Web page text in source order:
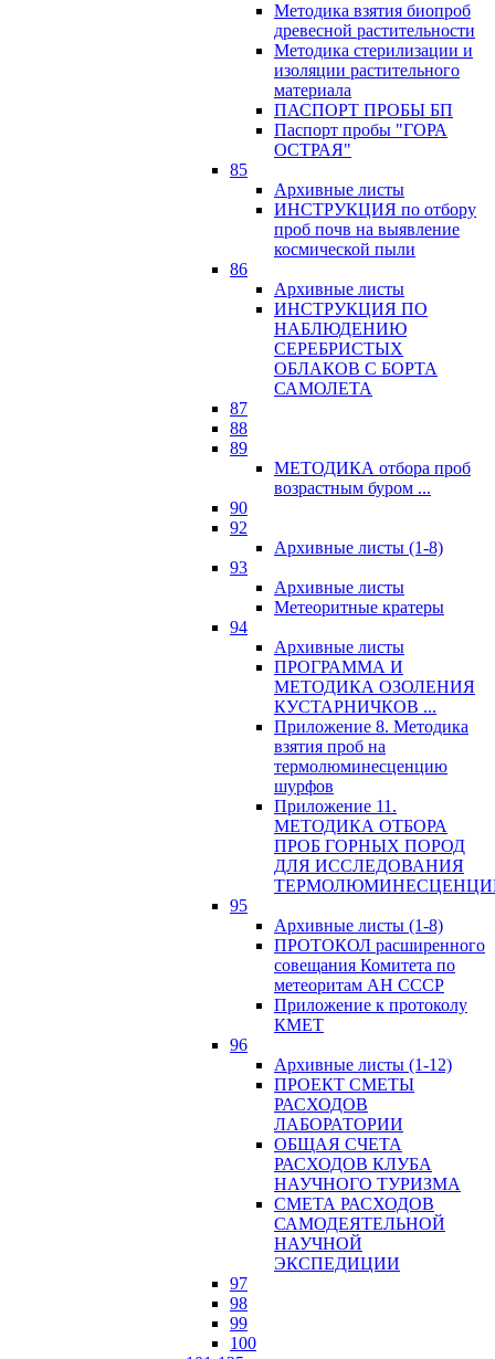
Методика взятия биопроб
древесной растительности
Методика стерилизации и
изоляции растительного
материала
ПАСПОРТ ПРОБЫ БП
Паспорт пробы "ГОРА
ОСТРАЯ"
85
Архивные листы
ИНСТРУКЦИЯ по отбору
проб почв на выявление
космической пыли
86
Архивные листы
ИНСТРУКЦИЯ ПО
НАБЛЮДЕНИЮ
СЕРЕБРИСТЫХ
ОБЛАКОВ С БОРТА
САМОЛЕТА
87
88
89
МЕТОДИКА отбора проб
возрастным буром ...
90
92
Архивные листы (1-8)
93
Архивные листы
Метеоритные кратеры
94
Архивные листы
ПРОГРАММА И
МЕТОДИКА ОЗОЛЕНИЯ
КУСТАРНИЧКОВ ...
Приложение 8. Методика
взятия проб на
термолюминесценцию
шурфов
Приложение 11.
МЕТОДИКА ОТБОРА
ПРОБ ГОРНЫХ ПОРОД
ДЛЯ ИССЛЕДОВАНИЯ
95
Архивные листы (1-8)
ПРОТОКОЛ расширенного
совещания Комитета по
метеоритам АН СССР
Приложение к протоколу
КМЕТ
96
Архивные листы (1-12)
ПРОЕКТ СМЕТЫ
РАСХОДОВ
ЛАБОРАТОРИИ
ОБЩАЯ СЧЕТА
РАСХОДОВ КЛУБА
НАУЧНОГО ТУРИЗМА
СМЕТА РАСХОДОВ
САМОДЕЯТЕЛЬНОЙ
НАУЧНОЙ
ЭКСПЕДИЦИИ
97
98
99
100